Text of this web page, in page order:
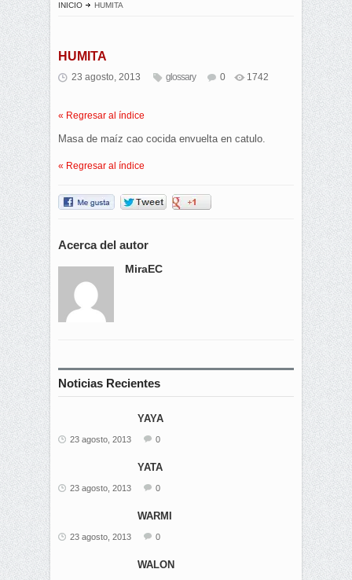
INICIO HUMITA
HUMITA
23 agosto, 2013 glossary 0 1742
« Regresar al índice
Masa de maíz cao cocida envuelta en catulo.
« Regresar al índice
Acerca del autor
MiraEC
Noticias Recientes
YAYA
23 agosto, 2013 0
YATA
23 agosto, 2013 0
WARMI
23 agosto, 2013 0
WALON